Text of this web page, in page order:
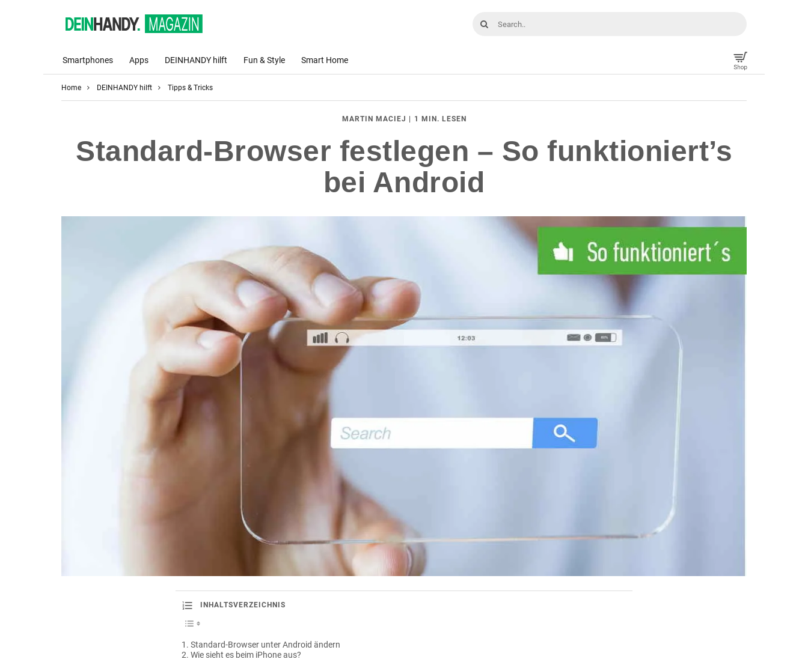
Smartphones Apps DEINHANDY hilft Fun & Style Smart Home
Home DEINHANDY hilft Tipps & Tricks
MARTIN MACIEJ 1 MIN. LESEN
Standard-Browser festlegen – So funktioniert’s
bei Android
INHALTSVERZEICHNIS
Standard-Browser unter Android ändern
Wie sieht es beim iPhone aus?